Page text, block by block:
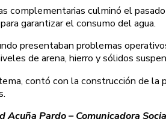
complementarias culminó el
garantizar el consumo del agua.
presentaban problemas
de arena, hierro y sólidos
contó con la construcción de
Acuña Pardo – Comunicadora